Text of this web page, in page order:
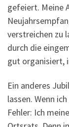
gefeiert. Meine
verstreichen zu
durch die
gut organisiert,
Ein anderes
lassen. Wenn
Fehler: Ich